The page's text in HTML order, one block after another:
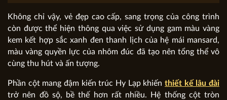
Không chỉ vậy, vẻ đẹp cao cấp, sang trọng của công trình
còn được thể hiện thông qua việc sử dụng gam màu vàng
kem kết hợp sắc xanh đen thanh lịch của hệ mái mansard,
màu vàng quyền lực của nhôm đúc đã tạo nên tổng thể vô
cùng thu hút và ấn tượng.
Phần cột mang đậm kiến trúc Hy Lạp khiến thiết kế lâu đài
trở nên đồ sộ, bề thế hơn rất nhiều. Hệ thống cột tròn